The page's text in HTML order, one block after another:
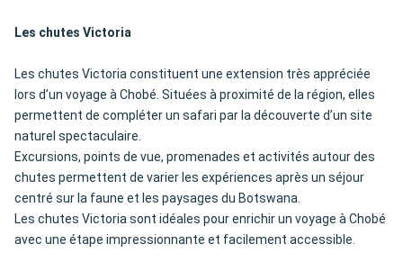
Les chutes Victoria
Les chutes Victoria constituent une extension très appréciée
lors d’un voyage à Chobé. Situées à proximité de la région, elles
permettent de compléter un safari par la découverte d’un site
naturel spectaculaire.
Excursions, points de vue, promenades et activités autour des
chutes permettent de varier les expériences après un séjour
centré sur la faune et les paysages du Botswana.
Les chutes Victoria sont idéales pour enrichir un voyage à Chobé
avec une étape impressionnante et facilement accessible.